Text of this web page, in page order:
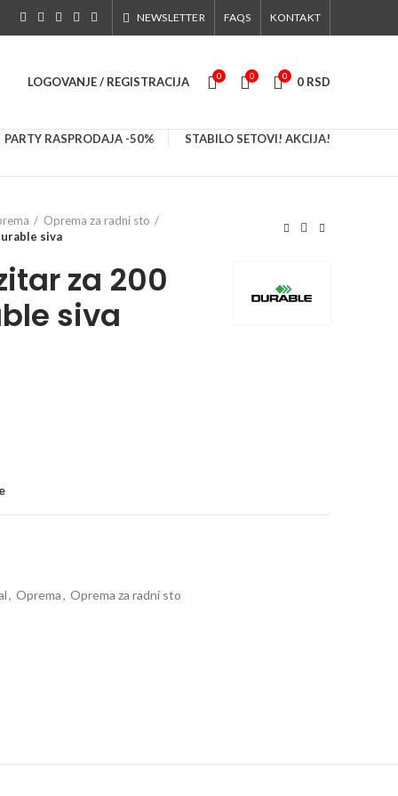
NEWSLETTER FAQS KONTAKT
LOGOVANJE / REGISTRACIJA 0 0 0 0 RSD
PARTY RASPRODAJA -50% STABILO SETOVI! AKCIJA!
Oprema za radni sto
siva
za 200
siva
, Oprema, Oprema za radni sto